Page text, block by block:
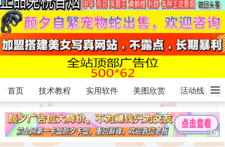
首页 技术教程 实用软件 美图欣赏 活动线报